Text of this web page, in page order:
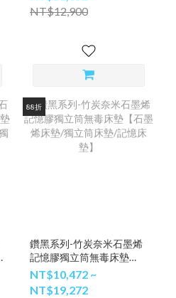
NT$12,900
88折
鑽黑系列-竹炭奈米石墨烯
記憶膠獨立筒無毒床墊
【石墨烯床墊/獨立筒床墊/
記憶床墊】
NT$10,472 ~
NT$19,272